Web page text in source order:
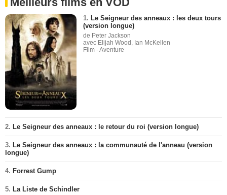
1. Le Seigneur des anneaux : les deux tours
(version longue)
de Peter Jackson
avec Elijah Wood, Ian McKellen
Film - Aventure
2. Le Seigneur des anneaux : le retour du roi (version longue)
3. Le Seigneur des anneaux : la communauté de l'anneau (version
longue)
4. Forrest Gump
5. La Liste de Schindler